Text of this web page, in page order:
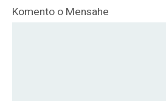
Komento o Mensahe